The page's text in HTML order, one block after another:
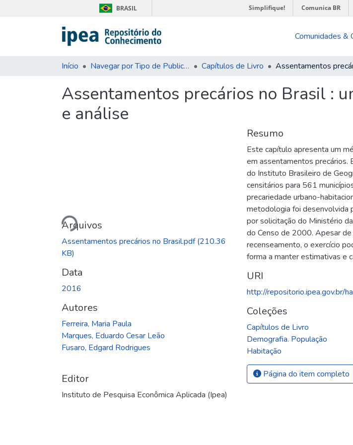
BRASIL Simplifique! Comunica BR
Comunidades &
Início Navegar por Tipo de Publicação Capítulos de Livro
Assentamentos precários no Brasil :
e análise
Carregando...
Arquivos
Assentamentos precários no Brasil.pdf(210.36
KB)
Data
2016
Autores
Ferreira, Maria Paula
Marques, Eduardo Cesar Leão
Fusaro, Edgard Rodrigues
Editor
Instituto de Pesquisa Econômica Aplicada (Ipea)
Resumo
Este capítulo apresenta um
em assentamentos precários.
do Instituto Brasileiro de
censitários para 561
precariedade urbano-
metodologia foi desenvolvida
por solicitação do Ministério
do Censo de 2000. Apesar
recenseamento, o exercício
forma a manter estimativas e
URI
http://repositorio.ipea.gov.br/
Coleções
Capítulos de Livro
Demografia. População
Habitação
Página do item completo